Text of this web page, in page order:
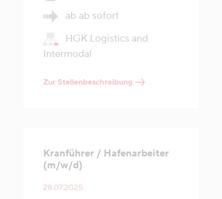
ab ab sofort
HGK Logistics and
Intermodal
Zur Stellenbeschreibung
Kranführer / Hafenarbeiter
(m/w/d)
28.07.2025